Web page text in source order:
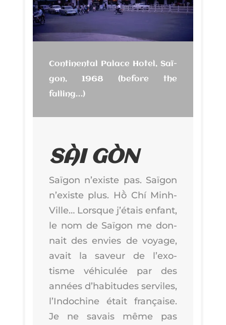
Conti­nen­tal Palace Hotel, Saï­
gon, 1968 (before the
falling…)
SÀI GÒN
Saï­gon n’existe pas. Saï­gon
n’existe plus. Hồ Chí Minh-
Ville… Lorsque j’é­tais enfant,
le nom de Saï­gon me don­
nait des envies de voyage,
avait la saveur de l’exo­
tisme véhi­cu­lée par des
années d’ha­bi­tudes ser­viles,
l’In­do­chine était fran­çaise.
Je ne savais même pas